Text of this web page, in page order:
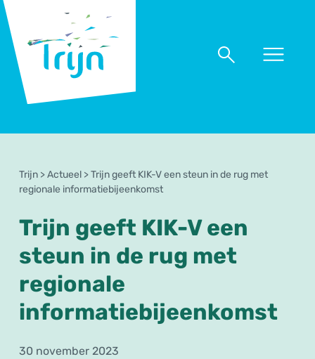
Trijn
Naar
Naar
Trijn >Actueel >Trijn geeft KIK-V een steun in de rug met
regionale informatiebijeenkomst
Trijn geeft KIK-V een
steun in de rug met
regionale
informatiebijeenkomst
30 november 2023